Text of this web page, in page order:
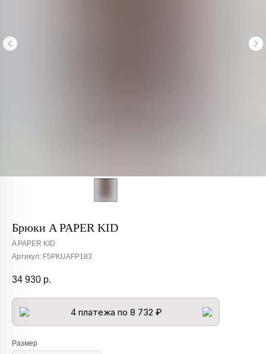
Брюки A PAPER KID
A PAPER KID
Артикул: F5PKUAFP183
34 930 р.
4 платежа по 8 732 ₽
Размер